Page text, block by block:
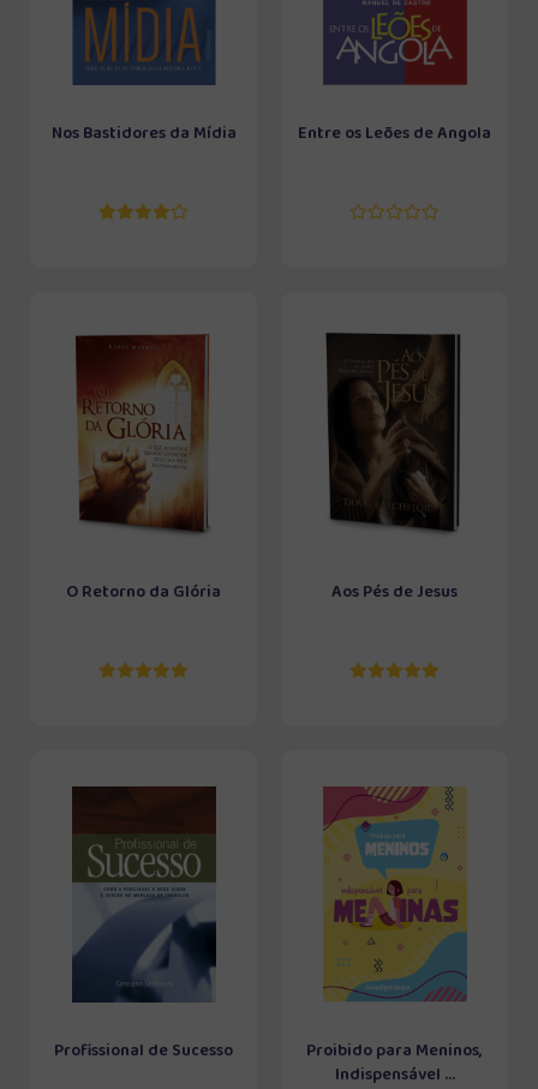
Nos Bastidores da Mídia Entre os Leões de Angola
O Retorno da Glória Aos Pés de Jesus
Profissional de Sucesso
Proibido para Meninos,
Indispensável ...